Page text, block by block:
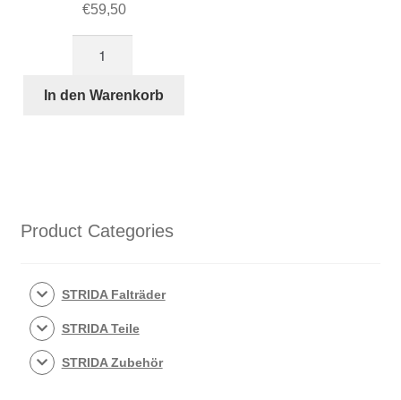
€59,50
für
In den Warenkorb
Product Categories
STRIDA Falträder
STRIDA Teile
STRIDA Zubehör